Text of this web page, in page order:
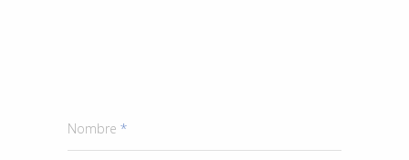
Nombre *